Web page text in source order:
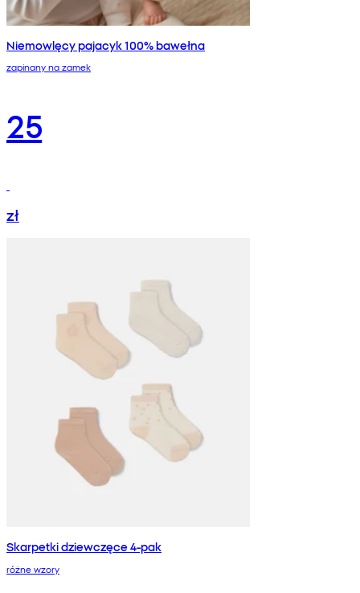
Niemowlęcy pajacyk 100% bawełna
zapinany na zamek
25
zł
Skarpetki dziewczęce 4-pak
różne wzory